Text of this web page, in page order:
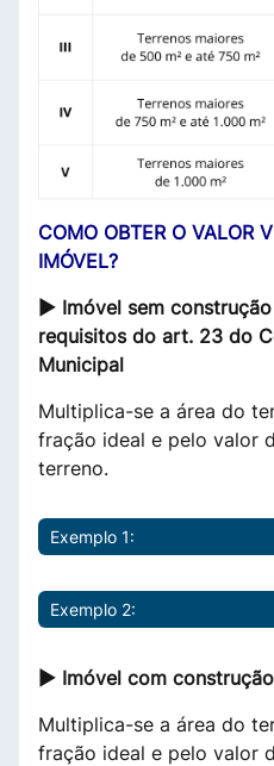
COMO OBTER O VALOR
IMÓVEL?
► Imóvel sem
requisitos do art. 23 do
Municipal
Multiplica-se a área do
fração ideal e pelo valor
terreno.
Exemplo 1:
Exemplo 2:
► Imóvel com construção
Multiplica-se a área do
fração ideal e pelo valor